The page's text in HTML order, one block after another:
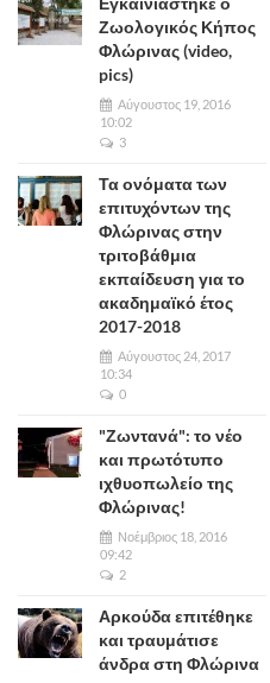
Ζωολογικός Κήπος
Φλώρινας (video,
pics)
Αύγουστος 19, 2016
10:02
3
Τα ονόματα των
επιτυχόντων της
Φλώρινας στην
τριτοβάθμια
εκπαίδευση για το
ακαδημαϊκό έτος
2017-2018
Αύγουστος 24, 2017
10:34
0
"Ζωντανά": το νέο
και πρωτότυπο
ιχθυοπωλείο της
Φλώρινας!
Νοέμβριος 18, 2016
09:42
2
Αρκούδα επιτέθηκε
και τραυμάτισε
άνδρα στη Φλώρινα